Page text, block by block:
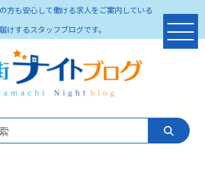
方も安心して働ける求人をご案内している
けするスタッフブログです。